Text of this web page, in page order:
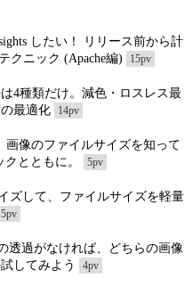
したい！ リリース前から計
クニック (Apache編)
15pv
4種類だけ。減色・ロスレス最
最適化
14pv
像のファイルサイズを知って
とともに。
5pv
ズして、ファイルサイズを軽量
5pv
透過がなければ、どちらの画像
してみよう
4pv